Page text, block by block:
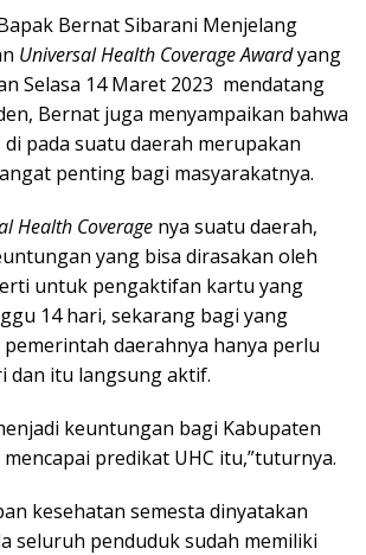
Bernat Sibarani Menjelang
Universal Health CoverageAwardyang
Selasa 14 Maret 2023 mendatang
Bernat juga menyampaikan bahwa
di pada suatu daerah merupakan
penting bagi masyarakatnya.
Health Coverage nya suatu daerah,
yang bisa dirasakan oleh
untuk pengaktifan kartu yang
14 hari, sekarang bagi yang
daerahnya hanya perlu
dan itu langsung aktif.
keuntungan bagi Kabupaten
predikat UHC itu,”tuturnya.
kesehatan semesta dinyatakan
seluruh penduduk sudah memiliki